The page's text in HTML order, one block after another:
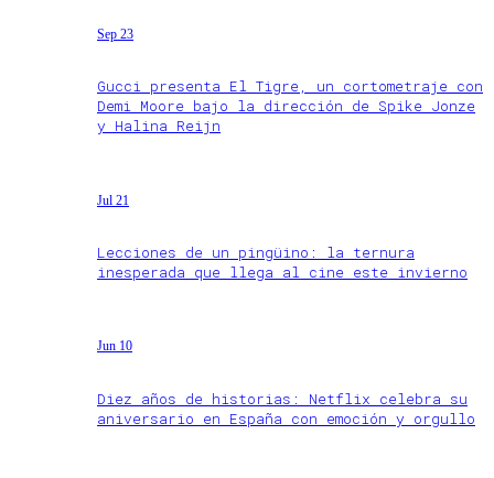
Sep 23
Gucci presenta El Tigre, un cortometraje con
Demi Moore bajo la dirección de Spike Jonze
y Halina Reijn
Jul 21
Lecciones de un pingüino: la ternura
inesperada que llega al cine este invierno
Jun 10
Diez años de historias: Netflix celebra su
aniversario en España con emoción y orgullo